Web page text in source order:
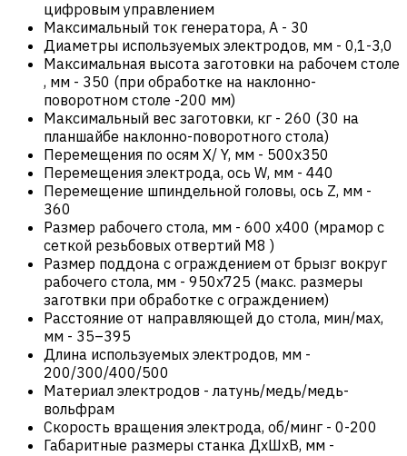
цифровым управлением
Максимальный ток генератора, А - 30
Диаметры используемых электродов, мм - 0,1-3,0
Максимальная высота заготовки на рабочем столе
, мм - 350 (при обработке на наклонно-
поворотном столе -200 мм)
Максимальный вес заготовки, кг - 260 (30 на
планшайбе наклонно-поворотного стола)
Перемещения по осям X/ Y, мм - 500х350
Перемещения электрода, ось W, мм - 440
Перемещение шпиндельной головы, ось Z, мм -
360
Размер рабочего стола, мм - 600 х400 (мрамор с
сеткой резьбовых отвертий М8 )
Размер поддона с ограждением от брызг вокруг
рабочего стола, мм - 950x725 (макс. размеры
заготвки при обработке с ограждением)
Расстояние от направляющей до стола, мин/мах,
мм - 35–395
Длина используемых электродов, мм -
200/300/400/500
Материал электродов - латунь/медь/медь-
вольфрам
Скорость вращения электрода, об/минг - 0-200
Габаритные размеры станка ДxШxВ, мм -